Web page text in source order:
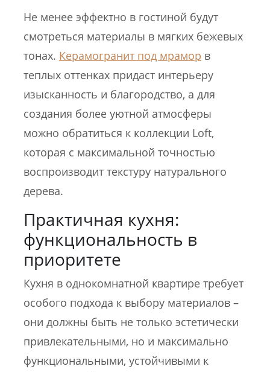
Не менее эффектно в гостиной будут
смотреться материалы в мягких бежевых
тонах. Керамогранит под мрамор в
теплых оттенках придаст интерьеру
изысканность и благородство, а для
создания более уютной атмосферы
можно обратиться к коллекции Loft,
которая с максимальной точностью
воспроизводит текстуру натурального
дерева.
Практичная кухня:
функциональность в
приоритете
Кухня в однокомнатной квартире требует
особого подхода к выбору материалов –
они должны быть не только эстетически
привлекательными, но и максимально
функциональными, устойчивыми к